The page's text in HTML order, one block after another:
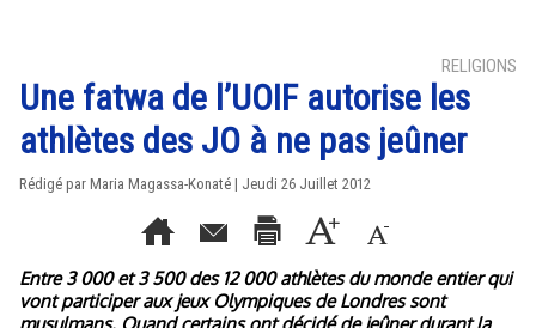
RELIGIONS
Une fatwa de l’UOIF autorise les
athlètes des JO à ne pas jeûner
Rédigé par Maria Magassa-Konaté | Jeudi 26 Juillet 2012
Entre 3 000 et 3 500 des 12 000 athlètes du monde entier qui
vont participer aux jeux Olympiques de Londres sont